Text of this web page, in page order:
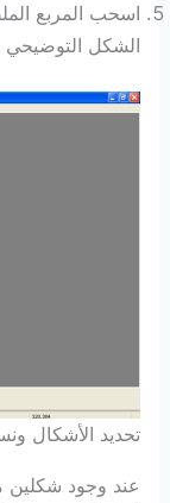
اسحب المربع
الشكل التوضيحي
تحديد الأشكال
عند وجود شكلين